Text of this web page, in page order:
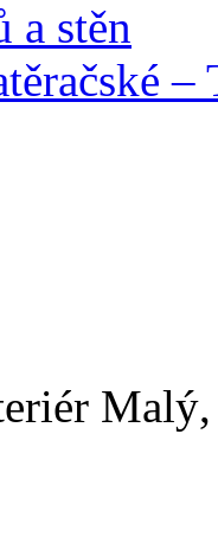
a stěn
–